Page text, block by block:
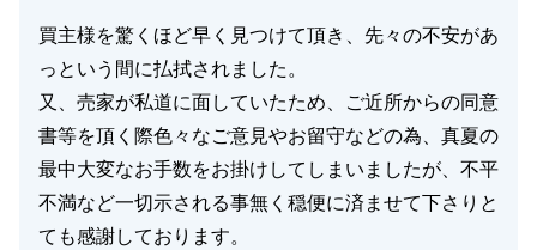
買主様を驚くほど早く見つけて頂き、先々の不安があ
っという間に払拭されました。
又、売家が私道に面していたため、ご近所からの同意
書等を頂く際色々なご意見やお留守などの為、真夏の
最中大変なお手数をお掛けしてしまいましたが、不平
不満など一切示される事無く穏便に済ませて下さりと
ても感謝しております。